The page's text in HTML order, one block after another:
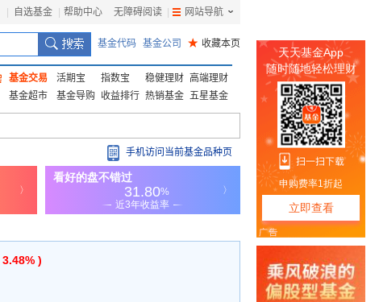
自选基金 帮助中心 无障碍阅读 网站导航
基金代码 基金公司 ★ 收藏本页
基金交易 活期宝 指数宝 稳健理财 高端理财
基金超市
基金导购 收益排行 热销基金 五星基金
手机访问当前基金品种页
)